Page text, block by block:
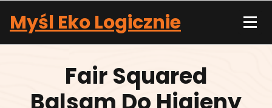
content
Myśl Eko Logicznie
Fair Squared